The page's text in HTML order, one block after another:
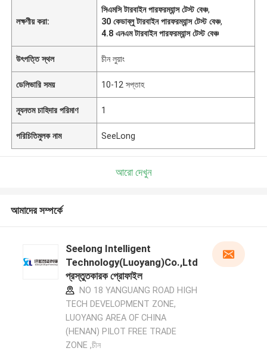
লক্ষণীয় করা:
সিএমসি টারবাইন পারফরম্যান্স টেস্ট বেঞ্চ,
30 কেডাব্লু টারবাইন পারফরম্যান্স টেস্ট বেঞ্চ,
4.8 এনএম টারবাইন পারফরম্যান্স টেস্ট বেঞ্চ
উৎপত্তি স্থল চীন লুয়াং
ডেলিভারি সময় 10-12 সপ্তাহ
ন্যূনতম চাহিদার পরিমাণ 1
পরিচিতিমুলক নাম SeeLong
আরো দেখুন
আমাদের সম্পর্কে
Seelong Intelligent
Technology(Luoyang)Co.,Ltd
প্রস্তুতকারক প্রোফাইল
NO 18 YANGUANG ROAD HIGH
TECH DEVELOPMENT ZONE,
LUOYANG AREA OF CHINA
(HENAN) PILOT FREE TRADE
ZONE ,চীন